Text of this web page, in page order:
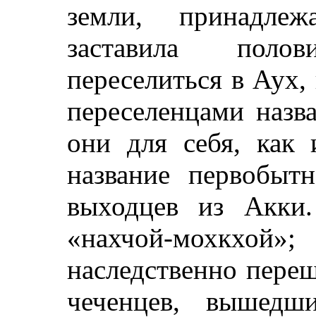
земли,
заставила
переселиться в
переселенцами
они для себя, как
название
выходцев из
«нахчой-
наследственно
чеченцев,